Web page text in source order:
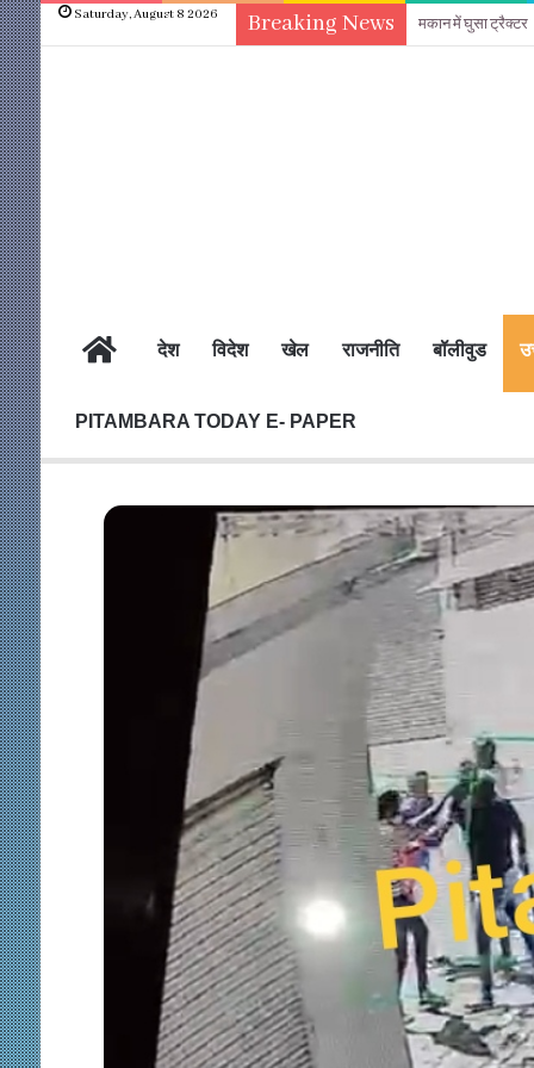
Saturday, August 8 2026 Breaking News मकान में घुसा ट्रैक्टर
होम देश विदेश खेल राजनीति बॉलीवुड
PITAMBARA TODAY E- PAPER